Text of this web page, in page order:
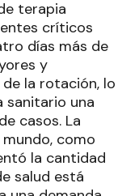
terapia
críticos
días más de
y
la rotación, lo
sanitario una
casos. La
como
la cantidad
salud está